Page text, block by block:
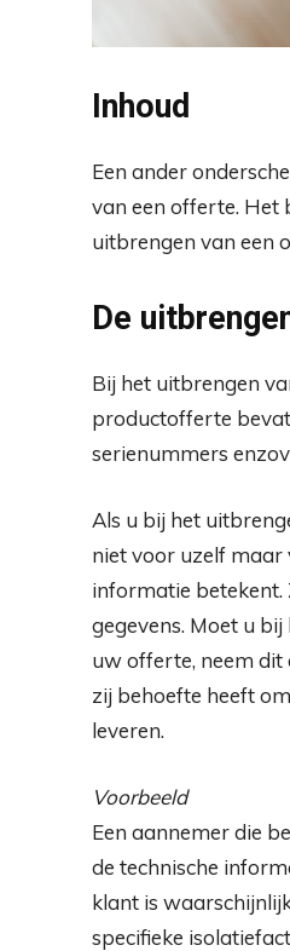
Inhoud
Een ander
van een offerte. Het
uitbrengen van een
De
Bij het uitbrengen
productofferte
serienummers
Als u bij het
niet voor uzelf maar
informatie betekent.
gegevens. Moet u
uw offerte, neem dit
zij behoefte heeft
leveren.
Voorbeeld
Een aannemer die
de technische
klant is
specifieke